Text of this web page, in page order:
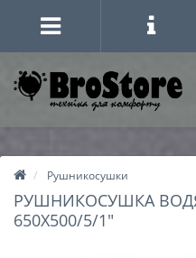
Рушникосушки
РУШНИКОСУШКА
650Х500/5/1"